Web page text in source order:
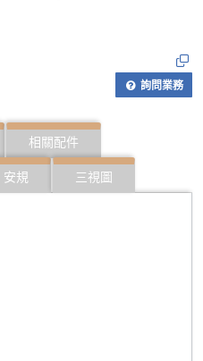
詢問業務
相關配件
安規 三視圖